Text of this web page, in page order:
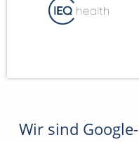
Wir sind Google-